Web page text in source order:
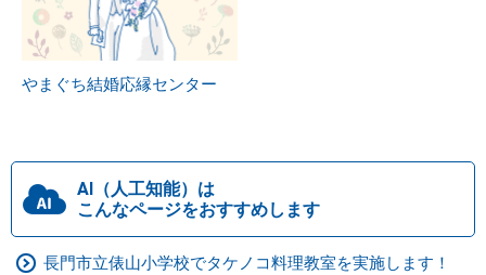
やまぐち結婚応縁センター
AI（人工知能）は
こんなページをおすすめします
長門市立俵山小学校でタケノコ料理教室を実施します！